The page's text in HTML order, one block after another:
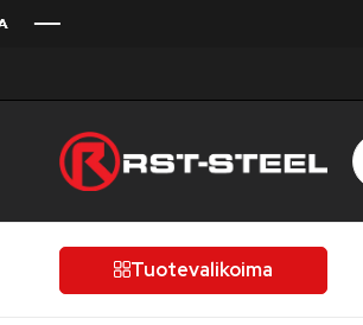
laatutietoiselle
autoilijalleTuotevalikoima